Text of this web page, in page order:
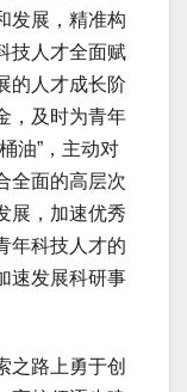
发展，精准构
技人才全面赋
的人才成长阶
，及时为青年
油”，主动对
全面的高层次
展，加速优秀
年科技人才的
速发展科研事
路上勇于创